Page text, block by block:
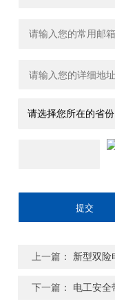
上一篇： 新型双险
下一篇： 电工安全